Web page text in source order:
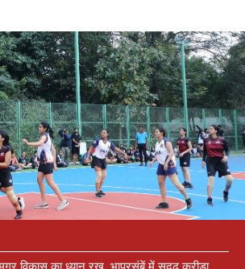
विकास का ध्यान रख, भाप्रसंबें में सुदृढ़ क्रीडा